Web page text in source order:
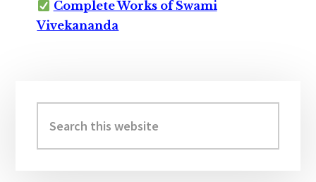
Complete Works of Swami
Vivekananda
Sidebar
this
website